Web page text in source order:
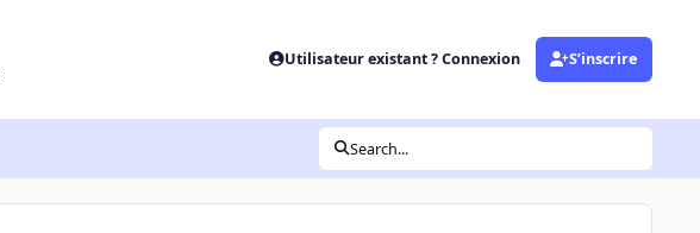
Utilisateur existant ? Connexion S’inscrire
Search...